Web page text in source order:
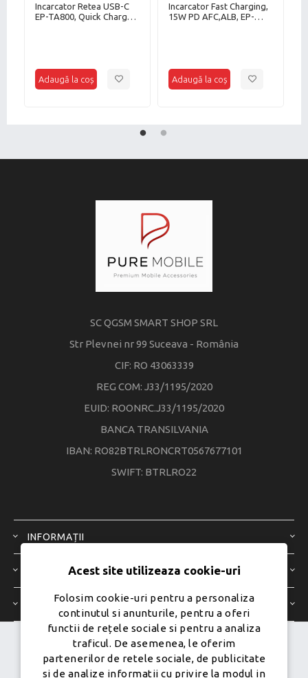
Incarcator Retea USB-C
EP-TA800, Quick Charge,
Incarcator Fast Charging,
15W PD AFC,ALB, EP-
SC QGSM SMART SHOP SRL
Str Plevnei nr 99 Suceava - România
CIF: RO 43063339
REG COM: J33/1195/2020
EUID: ROONRC.J33/1195/2020
BANCA TRANSILVANIA
IBAN: RO82BTRLRONCRT0567677101
SWIFT: BTRLRO22
INFORMAȚII
SERVICIU CLIENȚI
CONTUL MEU
Dezvoltat de
Ecom Digital -
Powered bynopCommerce
Acest site utilizeaza cookie-uri
Folosim cookie-uri pentru a personaliza
continutul si anunturile, pentru a oferi
functii de rețele sociale si pentru a analiza
traficul. De asemenea, le oferim
partenerilor de retele sociale, de publicitate
si de analize informatii cu privire la modul in